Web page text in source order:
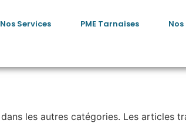
Nos Services PME Tarnaises
les autres catégories. Les articles